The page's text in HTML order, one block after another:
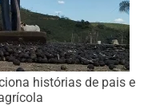
histórias de pais e